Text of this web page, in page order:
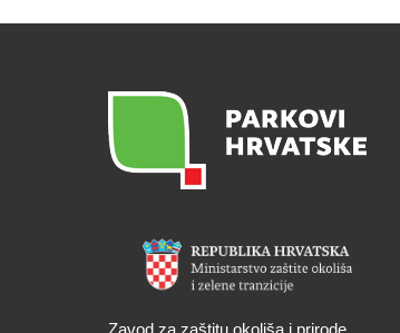
Zavod za zaštitu okoliša i prirode